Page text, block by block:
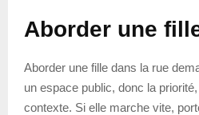
Aborder une
Aborder une fille dans la rue
un espace public, donc la
contexte. Si elle marche vite,